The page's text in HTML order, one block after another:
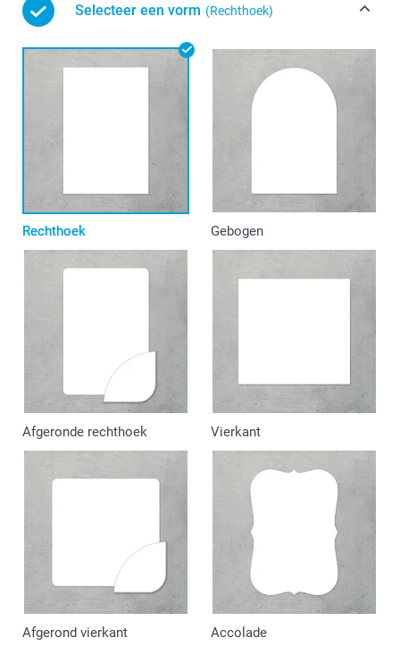
Selecteer een vorm (Rechthoek)
Rechthoek Gebogen
Afgeronde rechthoek Vierkant
Afgerond vierkant Accolade